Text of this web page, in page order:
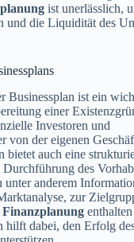
ist unerlässlich,
und die Liquidität des
Businessplan ist ein
einer
Investoren und
von der eigenen
bietet auch eine
des
unter anderem
zur
Finanzplanung
hilft dabei, den Erfolg